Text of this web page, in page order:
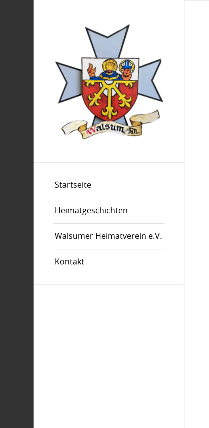
Startseite
Heimatgeschichten
Walsumer Heimatverein e.V.
Kontakt